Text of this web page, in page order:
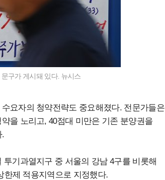
구가 게시돼 있다. 뉴시스
요자의 청약전략도 중요해졌다. 전문가들은
을 노리고, 40점대 미만은 기존 분양권을
.
기과열지구 중 서울의 강남 4구를 비롯해
한제 적용지역으로 지정했다.